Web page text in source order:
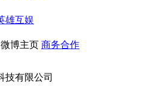
雄互娱
微博主页 商务合作
技有限公司